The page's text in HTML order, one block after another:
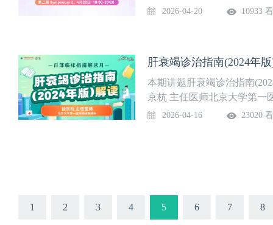
最新译著推介：《内镜医生
瘤”《十二指肠内镜图谱》
哦！2. 添加出版社易编辑微
2026-04-20 10933
肝衰竭诊治指南(2024年
本期讲题肝衰竭诊治指南
京杭 主任医师北京大学第一
疗指南(2024年版)解读时间
2026-04-16 23020
1 2 3 4 5 6 7 8